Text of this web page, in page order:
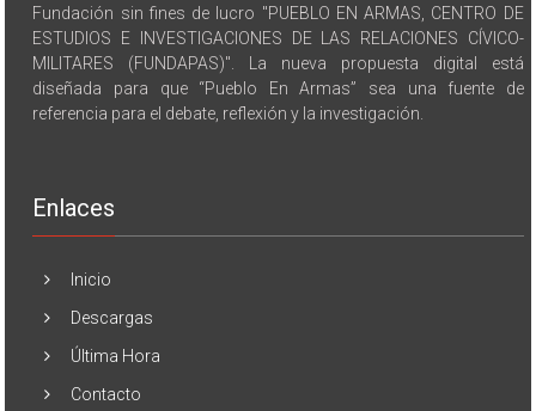
Fundación sin fines de lucro "PUEBLO EN ARMAS, CENTRO DE
ESTUDIOS E INVESTIGACIONES DE LAS RELACIONES CÍVICO-
MILITARES (FUNDAPAS)". La nueva propuesta digital está
diseñada para que “Pueblo En Armas” sea una fuente de
referencia para el debate, reflexión y la investigación.
Enlaces
Inicio
Descargas
Última Hora
Contacto